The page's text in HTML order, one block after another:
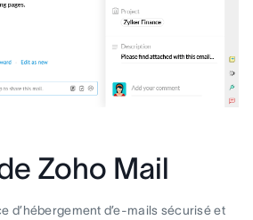
Zoho Mail
d’hébergement d’e-mails sécurisé et